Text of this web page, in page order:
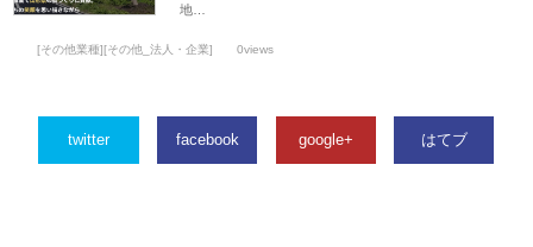
地…
[その他業種][その他_法人・企業] 0views
twitter facebook google+ はてブ